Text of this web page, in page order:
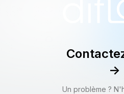
->
Un problème ?